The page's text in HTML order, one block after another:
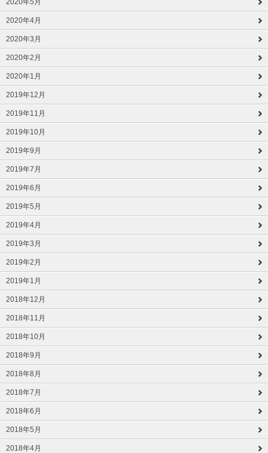
2020年5月
2020年4月
2020年3月
2020年2月
2020年1月
2019年12月
2019年11月
2019年10月
2019年9月
2019年7月
2019年6月
2019年5月
2019年4月
2019年3月
2019年2月
2019年1月
2018年12月
2018年11月
2018年10月
2018年9月
2018年8月
2018年7月
2018年6月
2018年5月
2018年4月